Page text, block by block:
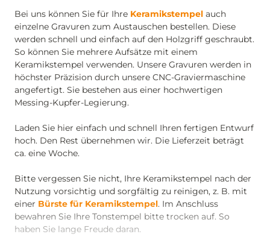
Bei uns können Sie für Ihre Keramikstempel auch
einzelne Gravuren zum Austauschen bestellen. Diese
werden schnell und einfach auf den Holzgriff geschraubt.
So können Sie mehrere Aufsätze mit einem
Keramikstempel verwenden. Unsere Gravuren werden in
höchster Präzision durch unsere CNC-Graviermaschine
angefertigt. Sie bestehen aus einer hochwertigen
Messing-Kupfer-Legierung.
Laden Sie hier einfach und schnell Ihren fertigen Entwurf
hoch. Den Rest übernehmen wir. Die Lieferzeit beträgt
ca. eine Woche.
Bitte vergessen Sie nicht, Ihre Keramikstempel nach der
Nutzung vorsichtig und sorgfältig zu reinigen, z. B. mit
einer Bürste für Keramikstempel. Im Anschluss
bewahren Sie Ihre Tonstempel bitte trocken auf. So
haben Sie lange Freude daran.